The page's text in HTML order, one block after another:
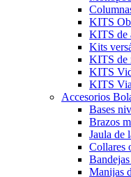
KITS
KITS de
Kits
KITS de
KITS
KITS
Accesorios
Bases
Brazos
Jaula de
Collares
Manijas